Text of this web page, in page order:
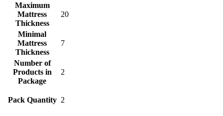
Maximum
Mattress
Thickness
20
Minimal
Mattress
Thickness
7
Number of
Products in
Package
2
Pack Quantity 2